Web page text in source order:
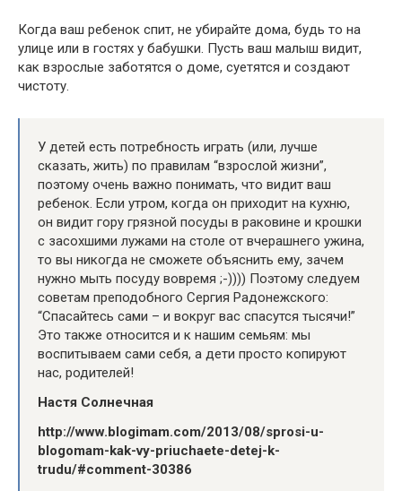
Когда ваш ребенок спит, не убирайте дома, будь то на
улице или в гостях у бабушки. Пусть ваш малыш видит,
как взрослые заботятся о доме, суетятся и создают
чистоту.
У детей есть потребность играть (или, лучше
сказать, жить) по правилам “взрослой жизни”,
поэтому очень важно понимать, что видит ваш
ребенок. Если утром, когда он приходит на кухню,
он видит гору грязной посуды в раковине и крошки
с засохшими лужами на столе от вчерашнего ужина,
то вы никогда не сможете объяснить ему, зачем
нужно мыть посуду вовремя ;-)))) Поэтому следуем
советам преподобного Сергия Радонежского:
“Спасайтесь сами – и вокруг вас спасутся тысячи!”
Это также относится и к нашим семьям: мы
воспитываем сами себя, а дети просто копируют
нас, родителей!
Настя Солнечная
http://www.blogimam.com/2013/08/sprosi-u-
blogomam-kak-vy-priuchaete-detej-k-
trudu/#comment-30386